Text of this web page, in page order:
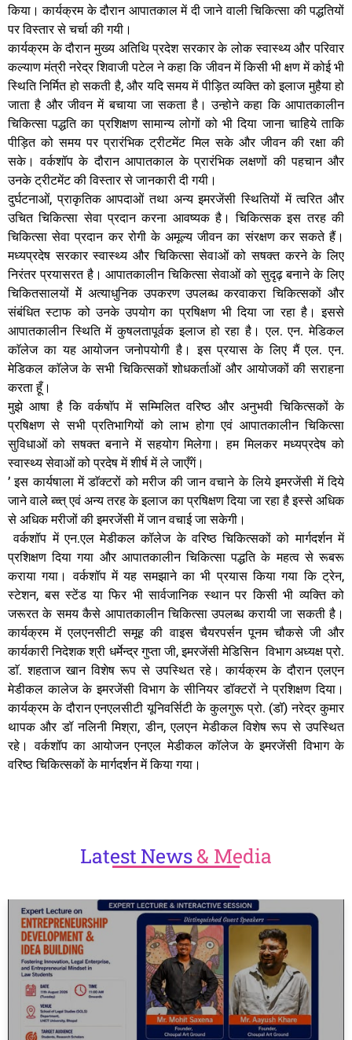
किया। कार्यक्रम के दौरान आपातकाल में दी जाने वाली चिकित्सा की पद्धतियों
पर विस्तार से चर्चा की गयी।
कार्यक्रम के दौरान मुख्य अतिथि प्रदेश सरकार के लोक स्वास्थ्य और परिवार
कल्याण मंत्री नरेद्र शिवाजी पटेल ने कहा कि जीवन में किसी भी क्षण में कोई भी
स्थिति निर्मित हो सकती है, और यदि समय में पीड़ित व्यक्ति को इलाज मुहैया हो
जाता है और जीवन में बचाया जा सकता है। उन्होने कहा कि आपातकालीन
चिकित्सा पद्धति का प्रशिक्षण सामान्य लोगों को भी दिया जाना चाहिये ताकि
पीड़ित को समय पर प्रारंभिक ट्रीटमेंट मिल सके और जीवन की रक्षा की
सके। वर्कशॉप के दौरान आपातकाल के प्रारंभिक लक्षणों की पहचान और
उनके ट्रीटमेंट की विस्तार से जानकारी दी गयी।
दुर्घटनाओं, प्राकृतिक आपदाओं तथा अन्य इमरजेंसी स्थितियों में त्वरित और
उचित चिकित्सा सेवा प्रदान करना आवष्यक है। चिकित्सक इस तरह की
चिकित्सा सेवा प्रदान कर रोगी के अमूल्य जीवन का संरक्षण कर सकते हैं।
मध्यप्रदेष सरकार स्वास्थ्य और चिकित्सा सेवाओं को सषक्त करने के लिए
निरंतर प्रयासरत है। आपातकालीन चिकित्सा सेवाओं को सुदृढ़ बनाने के लिए
चिकितसालयों मेें अत्याधुनिक उपकरण उपलब्ध करवाकरा चिकित्सकों और
संबंधित स्टाफ को उनके उपयोग का प्रषिक्षण भी दिया जा रहा है। इससे
आपातकालीन स्थिति में कुषलतापूर्वक इलाज हो रहा है। एल. एन. मेडिकल
काॅलेज का यह आयोजन जनोपयोगी है। इस प्रयास के लिए मैं एल. एन.
मेडिकल काॅलेज के सभी चिकित्सकों शोधकर्ताओं और आयोजकों की सराहना
करता हूँ।
मुझे आषा है कि वर्कषाॅप में सम्मिलित वरिष्ठ और अनुभवी चिकित्सकों के
प्रषिक्षण से सभी प्रतिभागियों को लाभ होगा एवं आपातकालीन चिकित्सा
सुविधाओं को सषक्त बनाने में सहयोग मिलेगा। हम मिलकर मध्यप्रदेष को
स्वास्थ्य सेवाओं को प्रदेष में शीर्ष में ले जाएँगें।
’ इस कार्यषाला में डाॅक्टरों को मरीज की जान वचाने के लिये इमरजेंसी में दिये
जाने वालेे ब्च्त् एवं अन्य तरह के इलाज का प्रषिक्षण दिया जा रहा है इस्से अधिक
से अधिक मरीजों की इमरजेंसी में जान वचाई जा सकेगी।
वर्कशॉप में एन.एल मेडीकल कॉलेज के वरिष्ठ चिकित्सकों को मार्गदर्शन में
प्रशिक्षण दिया गया और आपातकालीन चिकित्सा पद्धति के महत्व से रूबरू
कराया गया। वर्कशॉप में यह समझाने का भी प्रयास किया गया कि ट्रेन,
स्टेशन, बस स्टेंड या फिर भी सार्वजानिक स्थान पर किसी भी व्यक्ति को
जरूरत के समय कैसे आपातकालीन चिकित्सा उपलब्ध करायी जा सकती है।
कार्यक्रम में एलएनसीटी समूह की वाइस चैयरपर्सन पूनम चौकसे जी और
कार्यकारी निदेशक श्री धर्मेन्द्र गुप्ता जी, इमरजेंसी मेडिसिन विभाग अध्यक्ष प्रो.
डाॅ. शहताज खान विशेष रूप से उपस्थित रहे। कार्यक्रम के दौरान एलएन
मेडीकल कालेज के इमरजेंसी विभाग के सीनियर डॉक्टरों ने प्रशिक्षण दिया।
कार्यक्रम के दौरान एनएलसीटी यूनिवर्सिटी के कुलगुरू प्रो. (डॉ) नरेद्र कुमार
थापक और डॉ नलिनी मिश्रा, डीन, एलएन मेडीकल विशेष रूप से उपस्थित
रहे। वर्कशॉप का आयोजन एनएल मेडीकल कॉलेज के इमरजेंसी विभाग के
वरिष्ठ चिकित्सकों के मार्गदर्शन में किया गया।
LatestNews& Media